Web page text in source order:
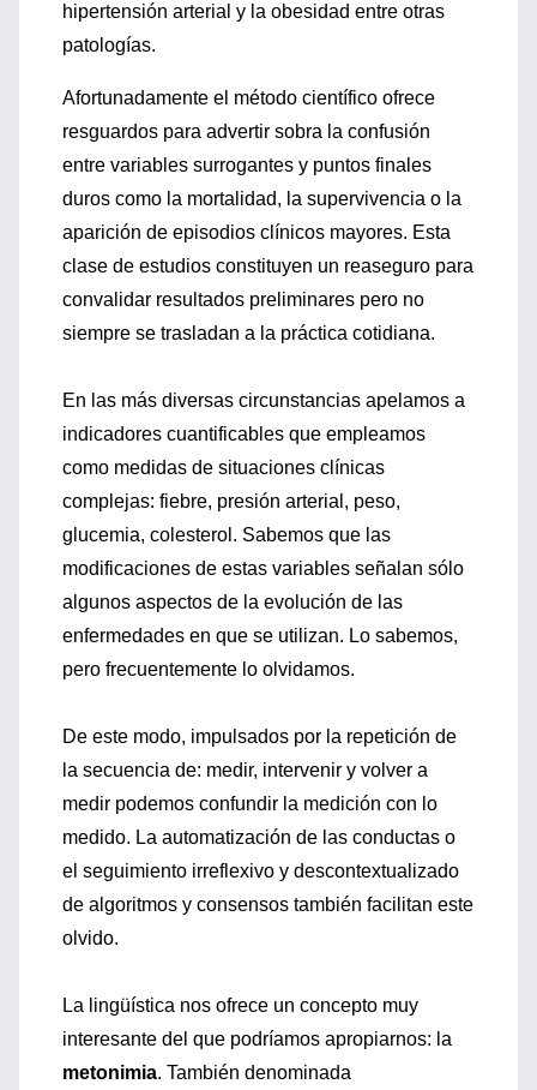
hipertensión arterial y la obesidad entre otras
patologías.
Afortunadamente el método científico ofrece
resguardos para advertir sobra la confusión
entre variables surrogantes y puntos finales
duros como la mortalidad, la supervivencia o la
aparición de episodios clínicos mayores. Esta
clase de estudios constituyen un reaseguro para
convalidar resultados preliminares pero no
siempre se trasladan a la práctica cotidiana.
En las más diversas circunstancias apelamos a
indicadores cuantificables que empleamos
como medidas de situaciones clínicas
complejas: fiebre, presión arterial, peso,
glucemia, colesterol. Sabemos que las
modificaciones de estas variables señalan sólo
algunos aspectos de la evolución de las
enfermedades en que se utilizan. Lo sabemos,
pero frecuentemente lo olvidamos.
De este modo, impulsados por la repetición de
la secuencia de: medir, intervenir y volver a
medir podemos confundir la medición con lo
medido. La automatización de las conductas o
el seguimiento irreflexivo y descontextualizado
de algoritmos y consensos también facilitan este
olvido.
La lingüística nos ofrece un concepto muy
interesante del que podríamos apropiarnos: la
metonimia. También denominada